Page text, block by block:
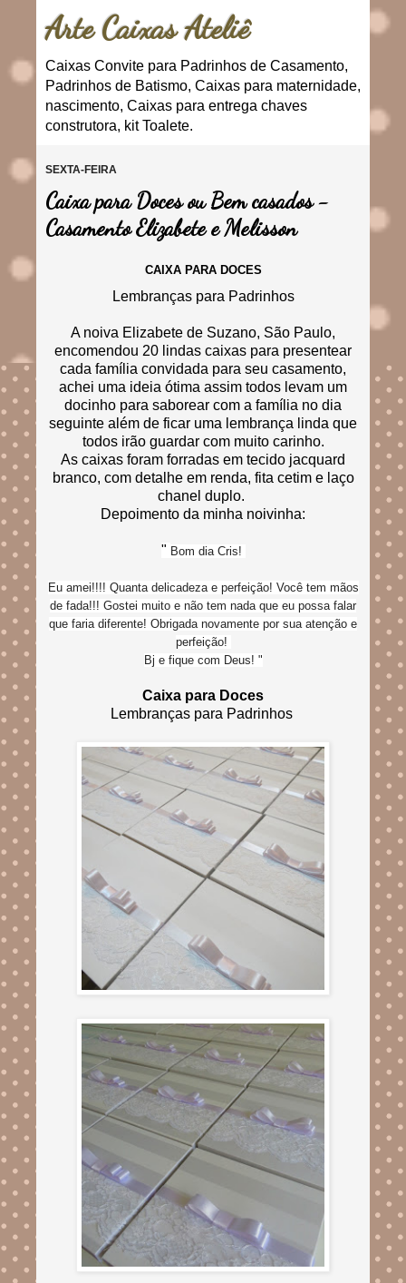
Arte Caixas Ateliê
Caixas Convite para Padrinhos de Casamento,
Padrinhos de Batismo, Caixas para maternidade,
nascimento, Caixas para entrega chaves
construtora, kit Toalete.
SEXTA-FEIRA
Caixa para Doces ou Bem casados -
Casamento Elizabete e Melisson
CAIXA PARA DOCES
Lembranças para Padrinhos
A noiva Elizabete de Suzano, São Paulo,
encomendou 20 lindas caixas para presentear
cada família convidada para seu casamento,
achei uma ideia ótima assim todos levam um
docinho para saborear com a família no dia
seguinte além de ficar uma lembrança linda que
todos irão guardar com muito carinho.
As caixas foram forradas em tecido jacquard
branco, com detalhe em renda, fita cetim e laço
chanel duplo.
Depoimento da minha noivinha:
" Bom dia Cris!
Eu amei!!!! Quanta delicadeza e perfeição! Você tem mãos
de fada!!! Gostei muito e não tem nada que eu possa falar
que faria diferente! Obrigada novamente por sua atenção e
perfeição!
Bj e fique com Deus! "
Caixa para Doces
Lembranças para Padrinhos